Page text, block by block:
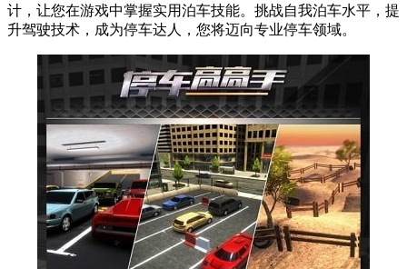
计，让您在游戏中掌握实用泊车技能。挑战自我泊车水平，提
升驾驶技术，成为停车达人，您将迈向专业停车领域。